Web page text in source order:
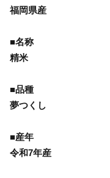
福岡県産
■名称
精米
■品種
夢つくし
■産年
令和7年産